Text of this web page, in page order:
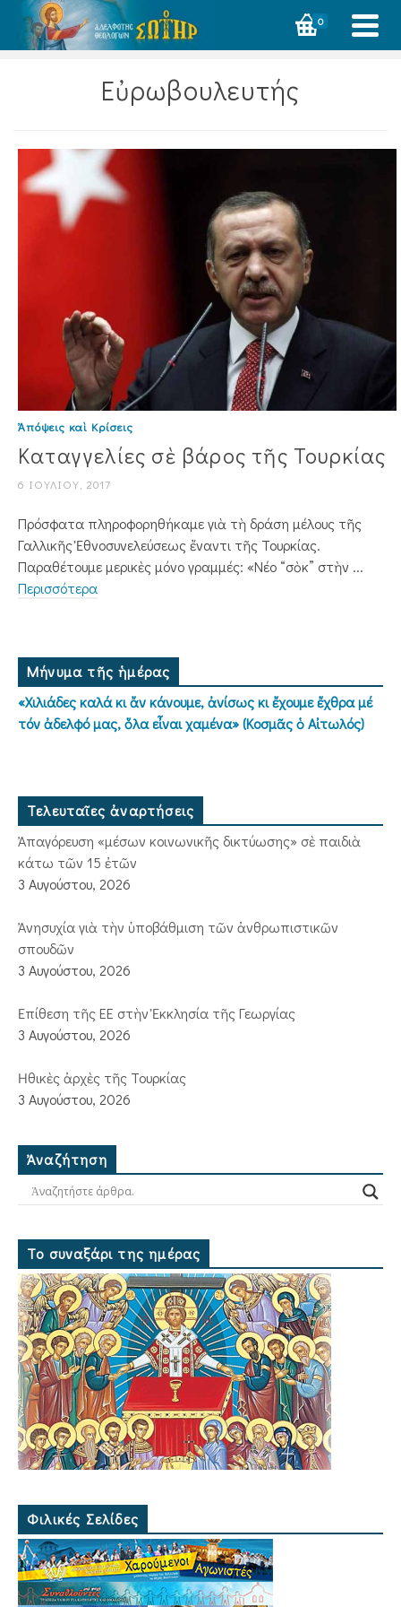
0
Εὐρωβουλευτής
Ἀπόψεις καὶ Κρίσεις
Καταγγελίες σὲ βάρος τῆς Τουρκίας
6 ΙΟΥΛΊΟΥ, 2017
Πρόσφατα πληροφορηθήκαμε γιὰ τὴ δρά­ση μέλους τῆς
Γαλλικῆς Ἐθνοσυνελεύσεως ἔναντι τῆς Τουρκίας.
Παραθέτουμε μερικὲς μόνο γραμμές: «Νέο “σὸκ” στὴν ...
Περισσότερα
Μήνυμα τῆς ἡμέρας
«Χιλιάδες καλά κι ἄν κάνουμε, ἀνίσως κι ἔχουμε ἔχθρα μέ
τόν ἀδελφό μας, ὅλα εἶναι χαμένα» (Κοσμᾶς ὁ Αἰτωλός)
Τελευταῖες ἀναρτήσεις
Ἀπαγόρευση «μέσων κοινωνικῆς δικτύωσης» σὲ παιδιὰ
κάτω τῶν 15 ἐτῶν
3 Αυγούστου, 2026
Ἀνησυχία γιὰ τὴν ὑποβάθμιση τῶν ἀνθρωπιστικῶν
σπουδῶν
3 Αυγούστου, 2026
Ἐπίθεση τῆς ΕΕ στὴν Ἐκκλησία τῆς Γεωργίας
3 Αυγούστου, 2026
Ἠθικὲς ἀρχὲς τῆς Τουρκίας
3 Αυγούστου, 2026
Ἀναζήτηση
Το συναξάρι της ημέρας
Φιλικές Σελίδες